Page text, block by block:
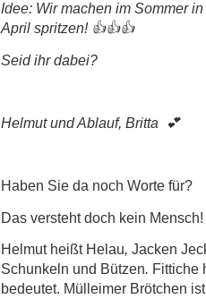
Idee: Wir machen im Sommer
April spritzen! 👍👍👍
Seid ihr dabei?
Helmut und Ablauf, Britta 💕
Haben Sie da noch Worte für?
Das versteht doch kein Mensch!
Helmut heißt Helau, Jacken
Schunkeln und Bützen. Fittiche
bedeutet. Mülleimer Brötchen